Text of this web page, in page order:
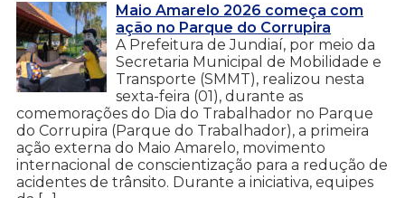
Maio Amarelo 2026 começa com
ação no Parque do Corrupira
A Prefeitura de Jundiaí, por meio da
Secretaria Municipal de Mobilidade e
Transporte (SMMT), realizou nesta
sexta-feira (01), durante as
comemorações do Dia do Trabalhador no Parque
do Corrupira (Parque do Trabalhador), a primeira
ação externa do Maio Amarelo, movimento
internacional de conscientização para a redução de
acidentes de trânsito. Durante a iniciativa, equipes